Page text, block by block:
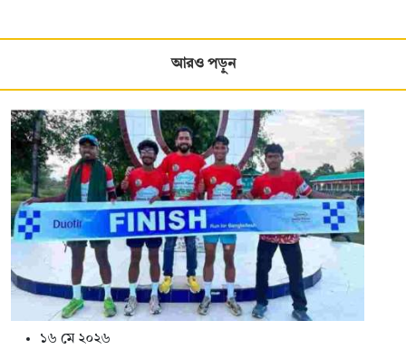
আরও পড়ুন
১৬ মে ২০২৬